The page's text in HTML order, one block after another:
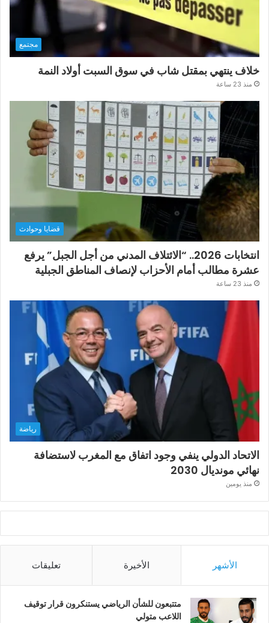
مجتمع
خلاف ينتهي بمقتل شاب في سوق السبت أولاد النمة
منذ 23 ساعة
قضايا وحوادث
انتخابات 2026.. “الائتلاف المدني من أجل الجبل” يرفع
عشرة مطالب أمام الأحزاب لإنصاف المناطق الجبلية
منذ 23 ساعة
رياضة
الاتحاد الدولي ينفي وجود اتفاق مع المغرب لاستضافة
نهائي مونديال 2030
منذ يومين
الأشهر الأخيرة تعليقات
متتبعون للشأن الرياضي يستنكرون قرار توقيف
اللاعب متولي